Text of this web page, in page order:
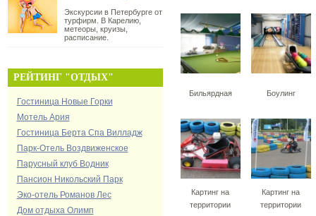
Экскурсии в Петербурге от
турфирм. В Карелию,
метеоры, круизы,
расписание.
РЕЙТИНГ "ОТДЫХ"
Гостиница Новые Горки
Мотель Ария
Гостиница Берта Спа Вилладж
Парк-Отель Воздвиженское
Парусный клуб Водник
Пансион Никольский Парк
Эко-отель Романов Лес
Дом отдыха Олимп
Бильярдная Боулинг
Картинг на
территории
Картинг на
территории